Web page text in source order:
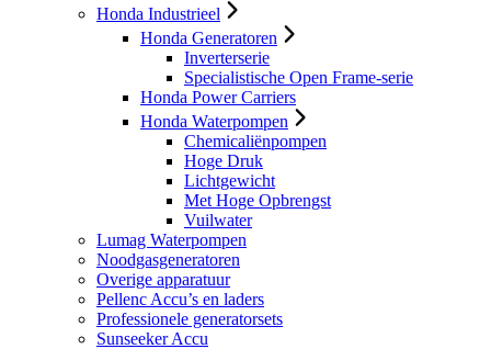
Honda Industrieel
Honda Generatoren
Inverterserie
Specialistische Open Frame-serie
Honda Power Carriers
Honda Waterpompen
Chemicaliënpompen
Hoge Druk
Lichtgewicht
Met Hoge Opbrengst
Vuilwater
Lumag Waterpompen
Noodgasgeneratoren
Overige apparatuur
Pellenc Accu’s en laders
Professionele generatorsets
Sunseeker Accu